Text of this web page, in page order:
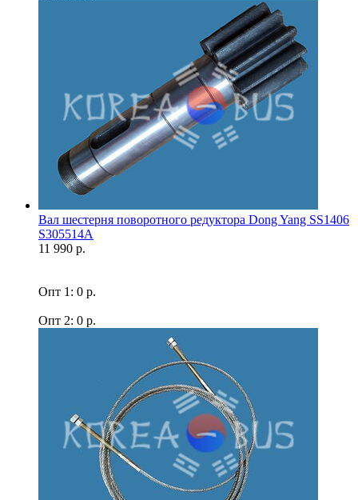
Вал шестерня поворотного редуктора Dong Yang SS1406
S305514A
11 990 р.
Опт 1: 0 р.
Опт 2: 0 р.